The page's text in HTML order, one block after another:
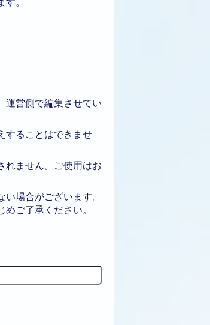
。
運営側で編集させてい
することはできませ
れません。ご使用はお
場合がございます。
ご了承ください。